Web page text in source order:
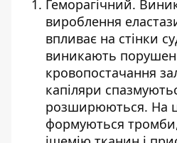
Геморагічний.
вироблення
впливає на стінки
виникають
кровопостачання
капіляри
розширюються. На
формуються